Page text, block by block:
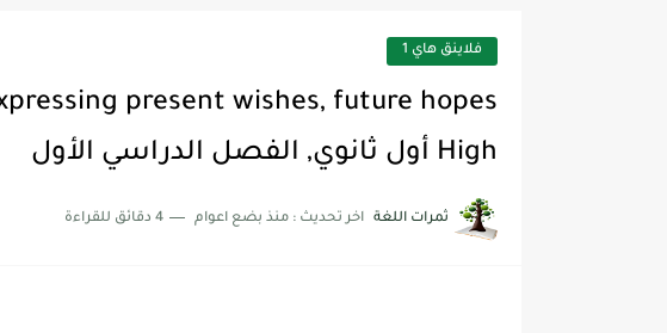
شرح قسم القراءة لكل وحدات الكتاب Super Goal 3 -...
فلاينق هاي 1
High أول ثانوي, الفصل الدراسي الأول
ثمرات اللغة اخر تحديث : منذ بضع اعوام 4 دقائق للقراءة